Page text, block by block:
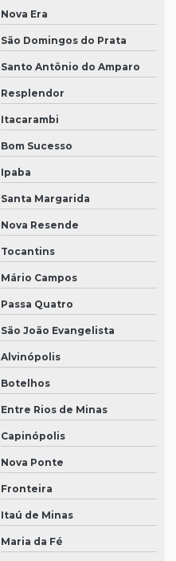
Nova Era
São Domingos do Prata
Santo Antônio do Amparo
Resplendor
Itacarambi
Bom Sucesso
Ipaba
Santa Margarida
Nova Resende
Tocantins
Mário Campos
Passa Quatro
São João Evangelista
Alvinópolis
Botelhos
Entre Rios de Minas
Capinópolis
Nova Ponte
Fronteira
Itaú de Minas
Maria da Fé